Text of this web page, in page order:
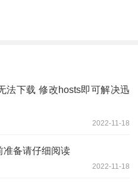
法下载 修改hosts即可解决迅
2022-11-18
准备请仔细阅读
2022-11-18